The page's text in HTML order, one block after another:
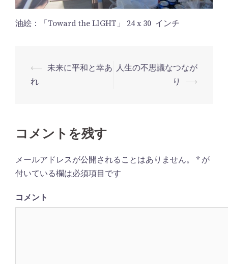
油絵：「Toward the LIGHT」 24 x 30 インチ
投
稿
ゲ
シ
ョ
ン
⟵ 未来に平和と幸あ
れ
人生の不思議なつなが
り
⟶
コメントを残す
メールアドレスが公開されることはありません。 *が
付いている欄は必須項目です
コメント